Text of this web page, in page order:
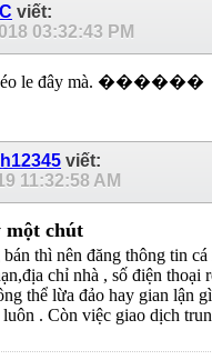
viết:
03:32:43 PM
kéo le đây mà. ������
viết:
11:32:58 AM
một chút
thì nên đăng thông tin
chỉ nhà , số điện thoại
thể lừa đảo hay gian lận
. Còn việc giao dịch